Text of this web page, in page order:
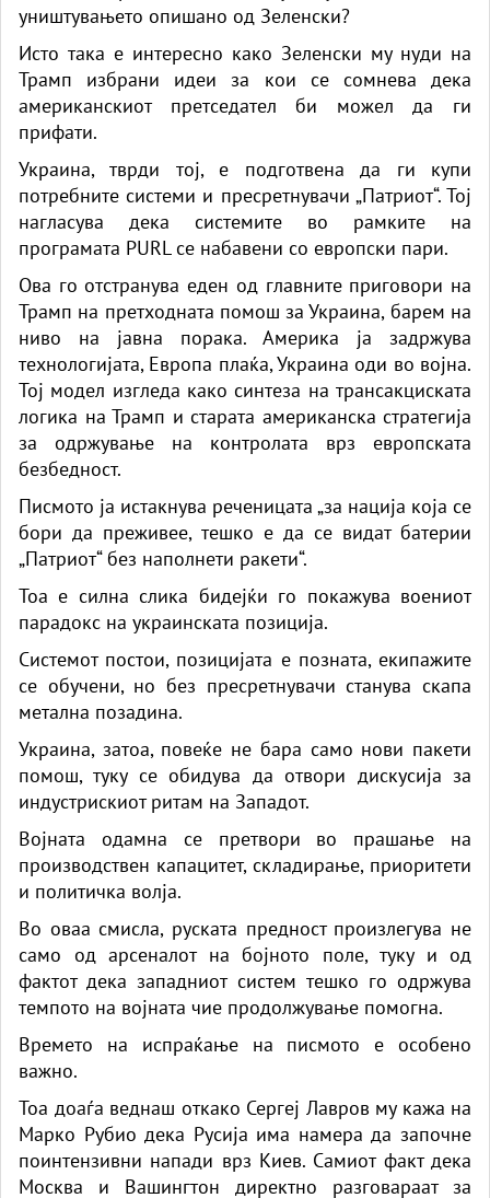
уништувањето опишано од Зеленски?
Исто така е интересно како Зеленски му нуди на
Трамп избрани идеи за кои се сомнева дека
американскиот претседател би можел да ги
прифати.
Украина, тврди тој, е подготвена да ги купи
потребните системи и пресретнувачи „Патриот“. Тој
нагласува дека системите во рамките на
програмата PURL се набавени со европски пари.
Ова го отстранува еден од главните приговори на
Трамп на претходната помош за Украина, барем на
ниво на јавна порака. Америка ја задржува
технологијата, Европа плаќа, Украина оди во војна.
Тој модел изгледа како синтеза на трансакциската
логика на Трамп и старата американска стратегија
за одржување на контролата врз европската
безбедност.
Писмото ја истакнува реченицата „за нација која се
бори да преживее, тешко е да се видат батерии
„Патриот“ без наполнети ракети“.
Тоа е силна слика бидејќи го покажува воениот
парадокс на украинската позиција.
Системот постои, позицијата е позната, екипажите
се обучени, но без пресретнувачи станува скапа
метална позадина.
Украина, затоа, повеќе не бара само нови пакети
помош, туку се обидува да отвори дискусија за
индустрискиот ритам на Западот.
Војната одамна се претвори во прашање на
производствен капацитет, складирање, приоритети
и политичка волја.
Во оваа смисла, руската предност произлегува не
само од арсеналот на бојното поле, туку и од
фактот дека западниот систем тешко го одржува
темпото на војната чие продолжување помогна.
Времето на испраќање на писмото е особено
важно.
Тоа доаѓа веднаш откако Сергеј Лавров му кажа на
Марко Рубио дека Русија има намера да започне
поинтензивни напади врз Киев. Самиот факт дека
Москва и Вашингтон директно разговараат за